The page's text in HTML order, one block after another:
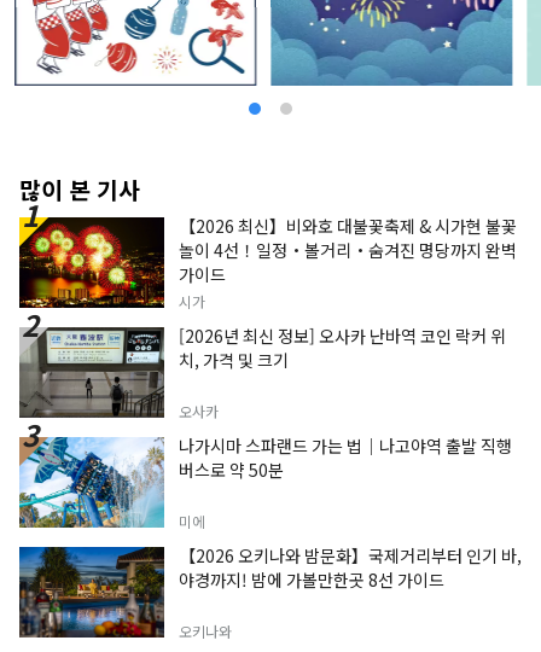
많이 본 기사
【2026 최신】비와호 대불꽃축제 & 시가현 불꽃
놀이 4선！일정・볼거리・숨겨진 명당까지 완벽
가이드
시가
[2026년 최신 정보] 오사카 난바역 코인 락커 위
치, 가격 및 크기
오사카
나가시마 스파랜드 가는 법｜나고야역 출발 직행
버스로 약 50분
미에
【2026 오키나와 밤문화】국제거리부터 인기 바,
야경까지! 밤에 가볼만한곳 8선 가이드
오키나와